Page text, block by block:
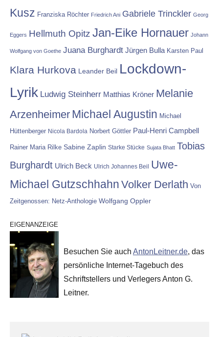
Kusz Franziska Röchter Friedrich Ani Gabriele Trinckler Georg
Eggers Hellmuth Opitz Jan-Eike Hornauer Johann
Wolfgang von Goethe Juana Burghardt Jürgen Bulla Karsten Paul
Klara Hurkova Leander Beil Lockdown-
Lyrik Ludwig Steinherr Matthias Kröner Melanie
Arzenheimer Michael Augustin Michael
Hüttenberger Nicola Bardola Norbert Göttler Paul-Henri Campbell
Rainer Maria Rilke Sabine Zaplin Starke Stücke Sujata Bhatt Tobias
Burghardt Ulrich Beck Ulrich Johannes Beil
Uwe-
Michael Gutzschhahn Volker Derlath Von
Zeitgenossen: Netz-Anthologie Wolfgang Oppler
EIGENANZEIGE
Besuchen Sie auch AntonLeitner.de, das
persönliche Internet-Tagebuch des
Schriftstellers und Verlegers Anton G.
Leitner.